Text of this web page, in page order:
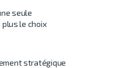
seule
plus le choix
stratégique